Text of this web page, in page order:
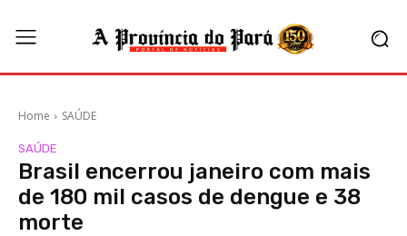
Home SAÚDE
SAÚDE
Brasil encerrou janeiro com mais
de 180 mil casos de dengue e 38
morte